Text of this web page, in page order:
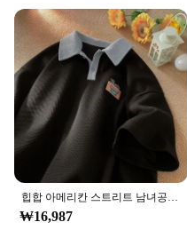
힙합 아메리칸 스트리트 남녀공용 트렌디 개성 폴로 셔츠, 반팔 와플, 빈티지 캐주얼 상의, 하라주쿠 y2k, 여름
₩16,987